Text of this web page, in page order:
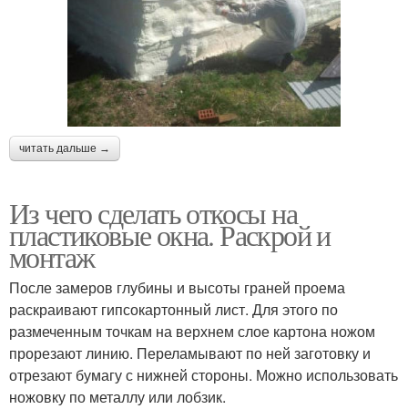
читать дальше →
Из чего сделать откосы на
пластиковые окна. Раскрой и
монтаж
После замеров глубины и высоты граней проема
раскраивают гипсокартонный лист. Для этого по
размеченным точкам на верхнем слое картона ножом
прорезают линию. Переламывают по ней заготовку и
отрезают бумагу с нижней стороны. Можно использовать
ножовку по металлу или лобзик.